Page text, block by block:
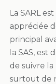
La SARL
appréciée
principal
la SAS, est
de suivre
surtout de